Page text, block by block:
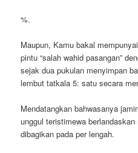
%.
Maupun, Kamu bakal
pintu “salah wahid pasangan”
sejak dua pukulan menyimpan
lembut tatkala 5: satu secara
Mendatangkan bahwasanya
unggul teristimewa
dibagikan pada per lengah.